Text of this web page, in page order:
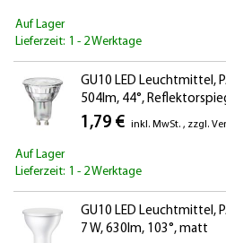
Auf Lager
Lieferzeit: 1 - 2 Werktage
GU10 LED Leuchtmittel,
504lm, 44°,
1,79 € inkl. MwSt. , zzgl.
Auf Lager
Lieferzeit: 1 - 2 Werktage
GU10 LED Leuchtmittel,
7 W, 630lm, 103°, matt